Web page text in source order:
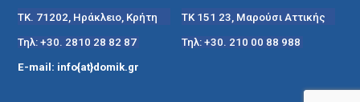
ΤΚ. 71202, Ηράκλειο, Κρήτη
Τηλ: +30. 2810 28 82 87
ΤΚ 151 23, Μαρούσι Αττικής
Τηλ: +30. 210 00 88 988
E-mail: info{at}domik.gr